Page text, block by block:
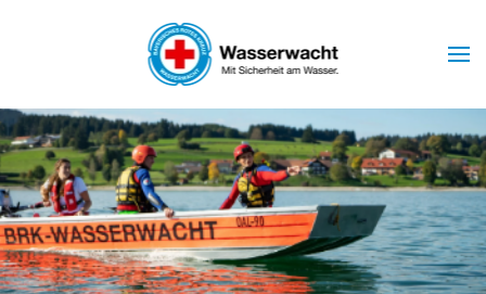
Skip to main content